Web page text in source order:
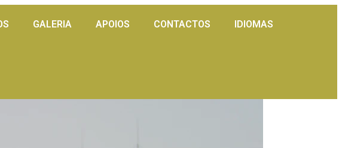
GALERIA APOIOS CONTACTOS IDIOMAS